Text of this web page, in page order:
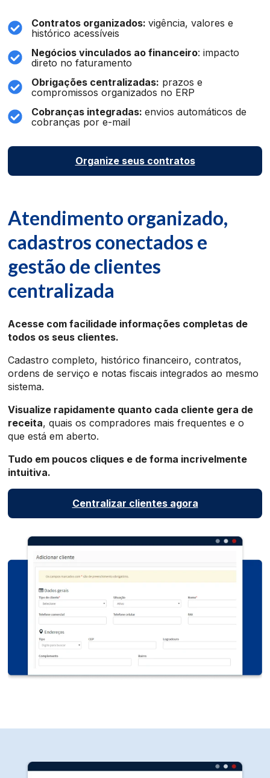
Contratos organizados:vigência, valores e
histórico acessíveis
Negócios vinculados ao financeiro: impacto
direto no faturamento
Obrigações centralizadas: prazos e
compromissos organizados no ERP
Cobranças integradas:envios automáticos de
cobranças por e-mail
Organize seus contratos
Atendimento organizado,
cadastros conectados e
gestão de clientes
centralizada
Acesse com facilidade informações completas de
todos os seus clientes.
Cadastro completo, histórico financeiro, contratos,
ordens de serviço e notas fiscais integrados ao mesmo
sistema.
Visualize rapidamente quanto cada cliente gera de
receita, quais os compradores mais frequentes e o
que está em aberto.
Tudo em poucos cliques e de forma incrivelmente
intuitiva.
Centralizar clientes agora